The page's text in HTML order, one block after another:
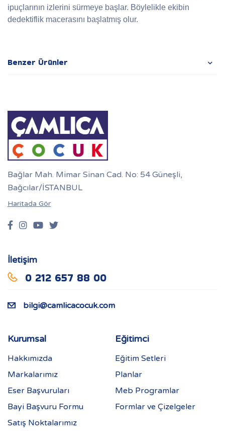
ipuçlarının izlerini sürmeye başlar. Böylelikle ekibin
dedektiflik macerasını başlatmış olur.
Benzer Ürünler
Bağlar Mah. Mimar Sinan Cad. No: 54 Güneşli,
Bağcılar/İSTANBUL
Haritada Gör
İletişim
0 212 657 88 00
bilgi@camlicacocuk.com
Kurumsal
Hakkımızda
Markalarımız
Eser Başvuruları
Bayi Başvuru Formu
Satış Noktalarımız
Eğitimci
Eğitim Setleri
Planlar
Meb Programlar
Formlar ve Çizelgeler